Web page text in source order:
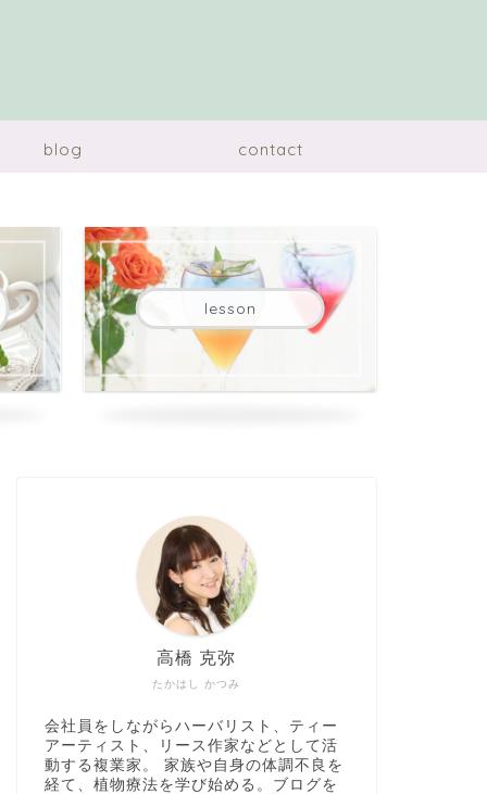
blog contact
lesson
たかはし かつみ
高橋 克弥
会社員をしながらハーバリスト、ティー
アーティスト、リース作家などとして活
動する複業家。 家族や自身の体調不良を
経て、植物療法を学び始める。ブログを